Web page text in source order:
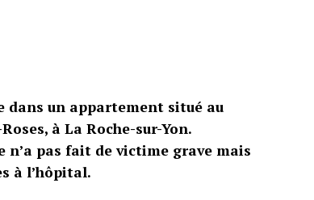
dans un appartement situé au
à La Roche-sur-Yon.
pas fait de victime grave mais
à l’hôpital.